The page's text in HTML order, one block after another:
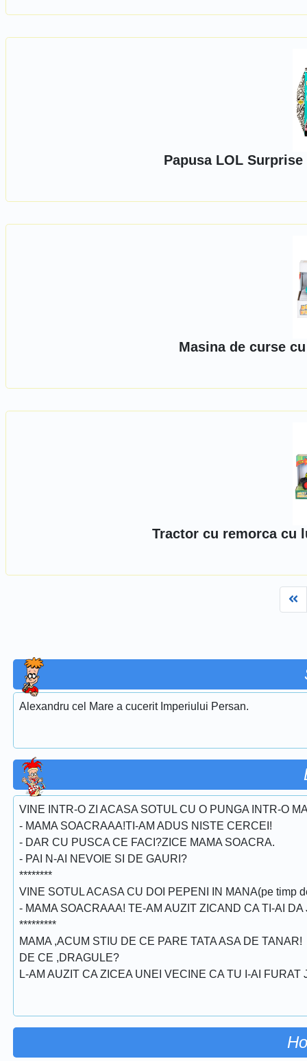
Papusa LOL
Masina de curse
Tractor cu remorca cu
Alexandru cel Mare a cucerit Imperiului Persan.
VINE INTR-O ZI ACASA SOTUL CU O PUNGA INTR-O
- MAMA SOACRAAA!TI-AM ADUS NISTE CERCEI!
- DAR CU PUSCA CE FACI?ZICE MAMA SOACRA.
- PAI N-AI NEVOIE SI DE GAURI?
********
VINE SOTUL ACASA CU DOI PEPENI IN MANA(pe timp
- MAMA SOACRAAA! TE-AM AUZIT ZICAND CA TI-AI
*********
MAMA ,ACUM STIU DE CE PARE TATA ASA DE TANAR!
DE CE ,DRAGULE?
L-AM AUZIT CA ZICEA UNEI VECINE CA TU I-AI FURAT